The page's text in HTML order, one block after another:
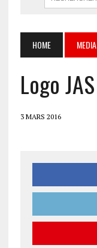
HOME MEDIA
Logo JAS
3 MARS 2016